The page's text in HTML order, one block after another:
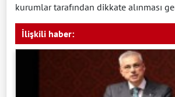
kurumlar tarafından dikkate alınması
İlişkili haber: